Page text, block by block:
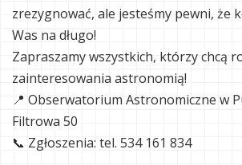
zrezygnować, ale jesteśmy pewni, że
Was na długo!
Zapraszamy wszystkich, którzy chcą
zainteresowania astronomią!
📍 Obserwatorium Astronomiczne w
Filtrowa 50
📞 Zgłoszenia: tel. 534 161 834